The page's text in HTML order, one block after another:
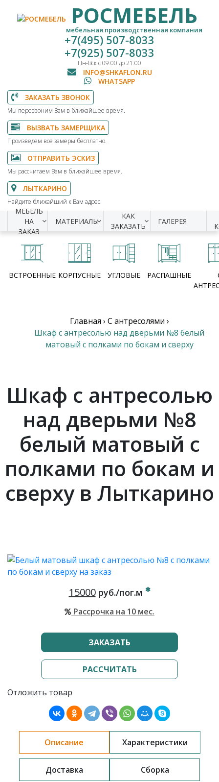
РОСМЕБЕЛЬ
мебельная производственная компания
+7(495) 507-8033
+7(925) 507-8033
Пн-Вск с 09:00 до 21:00
INFO@SHKAFLON.RU
WHATSAPP
ЗАКАЗАТЬ ЗВОНОК
Мы перезвоним Вам в ближайшее время.
ВЫЗВАТЬ ЗАМЕРЩИКА
Произведем все замеры бесплатно.
ОТПРАВИТЬ ЭСКИЗ
Мы рассчитаем Вам в ближайшее время.
ЛЫТКАРИНО
Найдите ближайший к Вам адрес.
МЕБЕЛЬ
НА
ЗАКАЗ
МАТЕРИАЛЫ
КАК
ЗАКАЗАТЬ
ГАЛЕРЕЯ
ВСТРОЕННЫЕ КОРПУСНЫЕ УГЛОВЫЕ РАСПАШНЫЕ
Главная › С антресолями ›
Шкаф с антресолью над дверьми №8 белый
матовый с полками по бокам и сверху
Шкаф с антресолью
над дверьми №8
белый матовый с
полками по бокам и
сверху в Лыткарино
15000руб./пог.м
Рассрочка на 10 мес.
ЗАКАЗАТЬ
РАССЧИТАТЬ
Отложить товар
Описание Характеристики
Доставка Сборка